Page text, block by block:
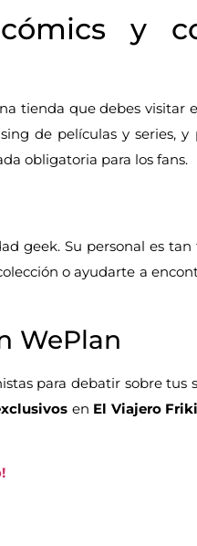
y
tienda que debes visitar
de películas y series,
obligatoria para los fans.
geek. Su personal es
o ayudarte a
WePlan
para debatir sobre tus
en El Viajero